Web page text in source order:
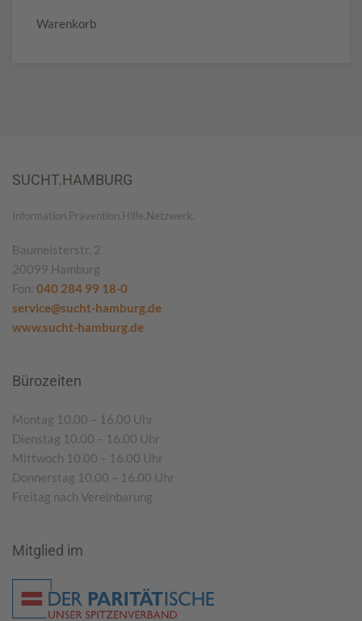
Warenkorb
SUCHT.HAMBURG
Information.Prävention.Hilfe.Netzwerk.
Baumeisterstr. 2
20099 Hamburg
Fon: 040 284 99 18-0
service@sucht-hamburg.de
www.sucht-hamburg.de
Bürozeiten
Montag 10.00 – 16.00 Uhr
Dienstag 10.00 – 16.00 Uhr
Mittwoch 10.00 – 16.00 Uhr
Donnerstag 10.00 – 16.00 Uhr
Freitag nach Vereinbarung
Mitglied im